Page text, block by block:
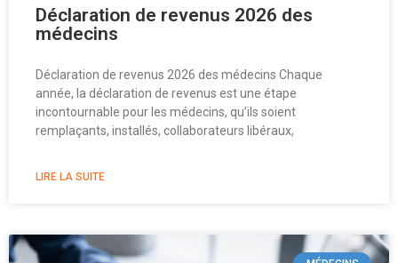
Déclaration de revenus 2026 des
médecins
Déclaration de revenus 2026 des médecins Chaque
année, la déclaration de revenus est une étape
incontournable pour les médecins, qu’ils soient
remplaçants, installés, collaborateurs libéraux,
LIRE LA SUITE